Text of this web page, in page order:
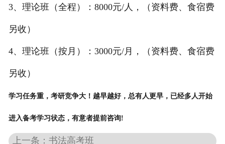
3、理论班（全程 ） ：8000元/人，（资料费、食宿费
另收）
4、 理论班（按月 ） ：3000元/月，（资料费、食宿费
另收）
学习任务重，考研竞争大！越早越好，总有人更早，已经多人开始
进入备考学习状态，有意者提前咨询!
上一条：书法高考班